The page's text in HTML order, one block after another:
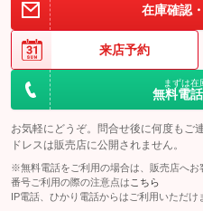
在庫確認
来店予約
まずは在
無料電
お気軽にどうぞ。問合せ後に何度もご
ドレスは販売店に公開されません。
※無料電話をご利用の場合は、販売店へ
番号ご利用の際の注意点は こちら
IP電話、ひかり電話からはご利用いただけ